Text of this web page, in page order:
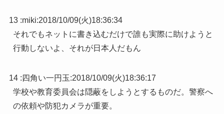
13 :miki:2018/10/09(火)18:36:34
それでもネットに書き込むだけで誰も実際に助けようと
行動しないよ、それが日本人だもん
14 : 四角い一円玉:2018/10/09(火)18:36:17
学校や教育委員会は隠蔽をしようとするものだ。警察へ
の依頼や防犯カメラが重要。